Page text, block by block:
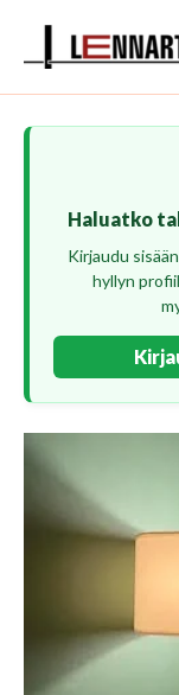
Haluatko
Kirjaudu
hyllyn